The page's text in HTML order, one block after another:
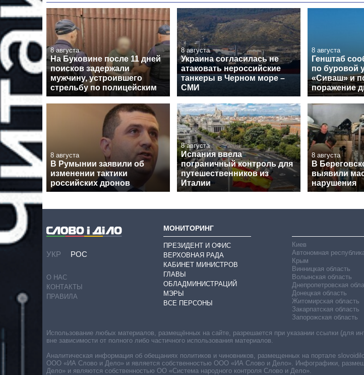
8 августа
На Буковине после 11 дней
поисков задержали
мужчину, устроившего
стрельбу по полицейским
8 августа
Украина согласилась не
атаковать нероссийские
танкеры в Черном море –
СМИ
8 августа
Генштаб
по буровой
«Сиваш» и
поражение
8 августа
В Румынии заявили об
изменении тактики
российских дронов
8 августа
Испания ввела
пограничный контроль для
путешественников из
Италии
8 августа
В
выявили
нарушения
УКР РОС
О НАС
КОНТАКТЫ
ПРАВИЛА
МОНИТОРИНГ
ПРЕЗИДЕНТ И ОФИС
ВЕРХОВНАЯ РАДА
КАБИНЕТ МИНИСТРОВ
ГЛАВЫ
ОБЛАДМИНИСТРАЦИЙ
МЭРЫ
ВСЕ ПЕРСОНЫ
Киев
Автономная
Крым
Винницкая область
Волынская область
Днепропетровская
Донецкая область
Житомирская область
Закарпатская область
Запорожская область
Использование любых материалов, размещённых на сайте, разрешается при указании ссылки (для
вне зависимости от полного либо частичного использования материалов.
Аналитическая информация об обещаниях политиков и чиновников, размещенных на портале
ООО «ИА Слово и Дело» и является собственностью ООО «ИА Слово и Дело». Инфографики,
Дело» и являются собственностью ОО «Система народного контроля Слово и Дело».